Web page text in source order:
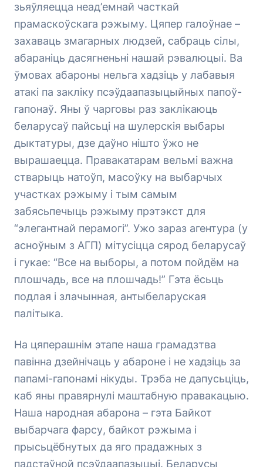
зьяўляецца неад’емнай часткай
прамаскоўскага рэжыму. Цяпер галоўнае –
захаваць змагарных людзей, сабраць сілы,
абараніць дасягненьні нашай рэвалюцыі. Ва
ўмовах абароны нельга хадзіць у лабавыя
атакі па закліку псэўдаапазыцыйных папоў-
гапонаў. Яны ў чарговы раз заклікаюць
беларусаў пайсьці на шулерскія выбары
дыктатуры, дзе даўно нішто ўжо не
вырашаецца. Правакатарам вельмі важна
стварыць натоўп, масоўку на выбарчых
участках рэжыму і тым самым
забясьпечыць рэжыму прэтэкст для
“элегантнай перамогі”. Ужо зараз агентура (у
асноўным з АГП) мітусіцца сярод беларусаў
і гукае: “Все на выборы, а потом пойдём на
плошчадь, все на плошчадь!” Гэта ёсьць
подлая і злачынная, антыбеларуская
палітыка.
На цяперашнім этапе наша грамадзтва
павінна дзейнічаць у абароне і не хадзіць за
папамі-гапонамі нікуды. Трэба не дапусьціць,
каб яны правярнулі маштабную правакацыю.
Наша народная абарона – гэта Байкот
выбарчага фарсу, байкот рэжыма і
прысьцёбнутых да яго прадажных з
падстаўной псэўдаапазыцыі. Беларусы